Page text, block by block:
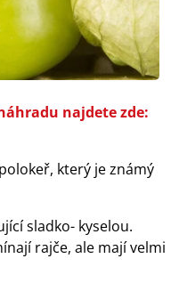
najdete zde:
který je známý
sladko- kyselou.
rajče, ale mají velmi